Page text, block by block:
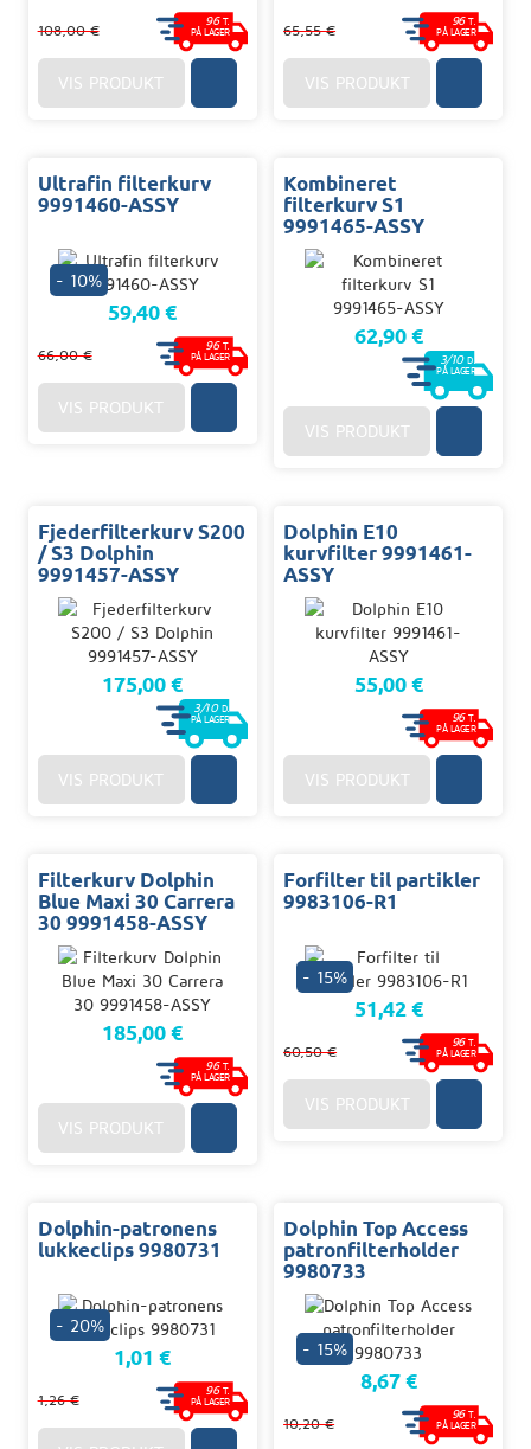
108,00 €
96 T.
PÅ LAGER
VIS PRODUKT
65,55 €
96T.
PÅ LAGER
VIS PRODUKT
Ultrafin filterkurv
9991460-ASSY
- 10%
59,40 €
66,00 €
96 T.
PÅ LAGER
VIS PRODUKT
Kombineret
filterkurv S1
9991465-ASSY
62,90 €
3/10D.
PÅ LAGER
VIS PRODUKT
Fjederfilterkurv S200
/ S3 Dolphin
9991457-ASSY
175,00 €
3/10 D.
PÅ LAGER
VIS PRODUKT
Dolphin E10
kurvfilter 9991461-
ASSY
55,00 €
96T.
PÅ LAGER
VIS PRODUKT
Filterkurv Dolphin
Blue Maxi 30 Carrera
30 9991458-ASSY
185,00 €
96 T.
PÅ LAGER
VIS PRODUKT
Forfilter til partikler
9983106-R1
- 15%
51,42 €
60,50 €
96T.
PÅ LAGER
VIS PRODUKT
Dolphin-patronens
lukkeclips 9980731
- 20%
1,01 €
1,26 €
96 T.
PÅ LAGER
Dolphin Top Access
patronfilterholder
9980733
- 15%
8,67 €
10,20 €
96T.
PÅ LAGER